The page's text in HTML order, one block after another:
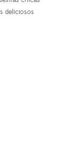
deliciosos